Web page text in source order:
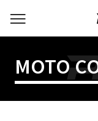
MOTO